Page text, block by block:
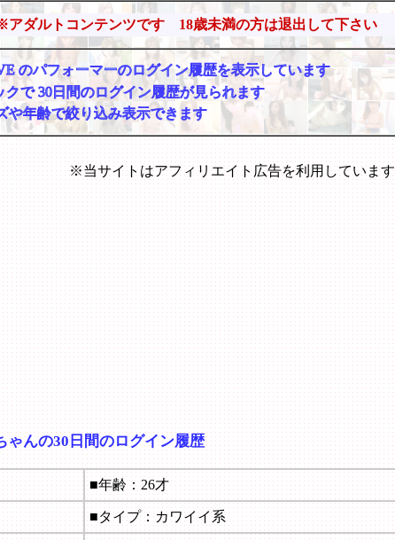
アダルトコンテンツです 18歳未満の方は退出して下さい
のパフォーマーのログイン履歴を表示しています
クで 30日間のログイン履歴が見られます
や年齢で絞り込み表示できます
※当サイトはアフィリエイト広告を利用しています
ゃんの30日間のログイン履歴
■年齢：26才
■タイプ：カワイイ系